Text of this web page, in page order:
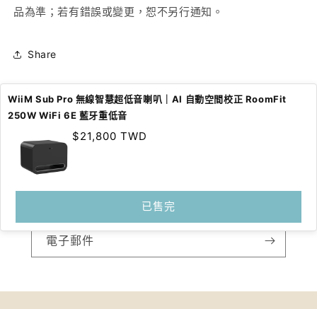
品為準；若有錯誤或變更，恕不另行通知。
Share
WiiM Sub Pro 無線智慧超低音喇叭｜AI 自動空間校正 RoomFit
250W WiFi 6E 藍牙重低音
定
$21,800 TWD
已售完
訂閱我們的電子郵件
搶先收到新商品系列和專屬優惠的消息。
電子郵件